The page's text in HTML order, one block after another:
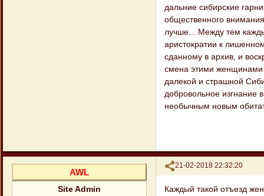
дальние сибирские
общественного
лучше... Между тем
аристократии к
сданному в архив, и
смена этими женщинами
далекой и страшной
добровольное изгнание
необычным новым
Поделиться
21-02-2018 22:32:20
AWL
Site Admin
Каждый такой отъезд